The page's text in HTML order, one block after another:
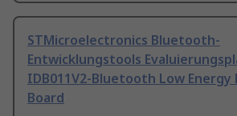
STMicroelectronics Bluetooth-
Entwicklungstools
IDB011V2-Bluetooth Low Energy
Board